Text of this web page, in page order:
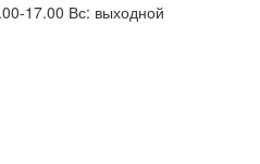
17.00 Вс: выходной